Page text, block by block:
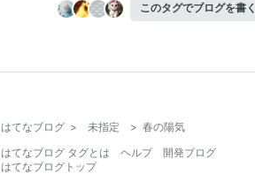
このタグでブログを書く
はてなブログ > 未指定 > 春の陽気
はてなブログ タグとは
ヘルプ
開発ブログ
はてなブログトップ